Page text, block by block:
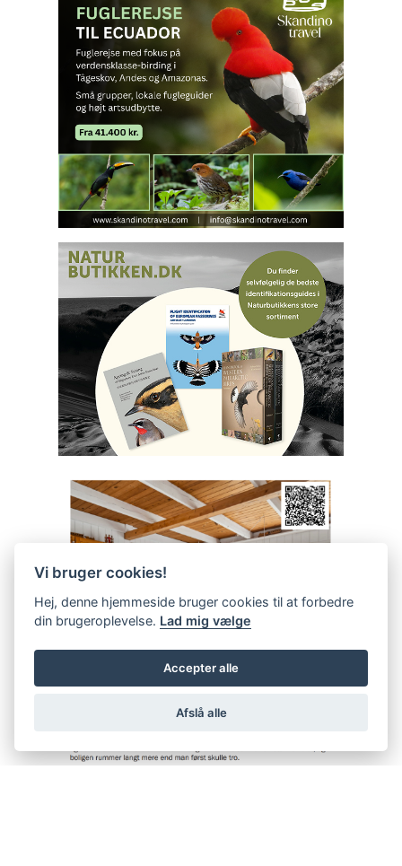
Vi bruger cookies!
Hej, denne hjemmeside bruger cookies til at forbedre
din brugeroplevelse. Lad mig vælge
Accepter alle
Afslå alle